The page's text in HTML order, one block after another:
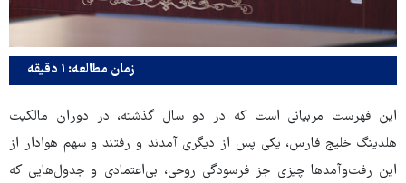
زمان مطالعه: ۱ دقیقه
این فهرست مربیانی است که در دو سال گذشته، در دوران مالکیت
هلدینگ خلیج فارس، یکی پس از دیگری آمدند و رفتند و سهم هوادار از
این رفت‌وآمدها چیزی جز فرسودگی روحی، بی‌اعتمادی و جدول‌هایی که